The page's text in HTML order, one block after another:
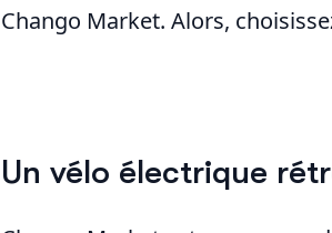
Chango Market. Alors,
Un vélo électrique